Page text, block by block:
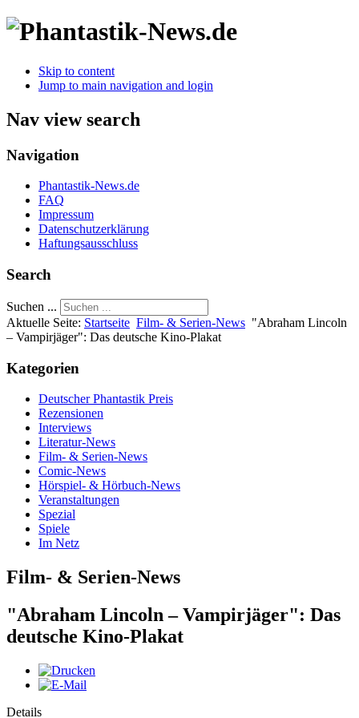
Skip to content
Jump to main navigation and login
Nav view search
Navigation
Phantastik-News.de
FAQ
Impressum
Datenschutzerklärung
Haftungsausschluss
Search
Suchen ...
Aktuelle Seite: Startseite Film- & Serien-News "Abraham Lincoln
– Vampirjäger": Das deutsche Kino-Plakat
Kategorien
Deutscher Phantastik Preis
Rezensionen
Interviews
Literatur-News
Film- & Serien-News
Comic-News
Hörspiel- & Hörbuch-News
Veranstaltungen
Spezial
Spiele
Im Netz
Film- & Serien-News
"Abraham Lincoln – Vampirjäger": Das
deutsche Kino-Plakat
Details